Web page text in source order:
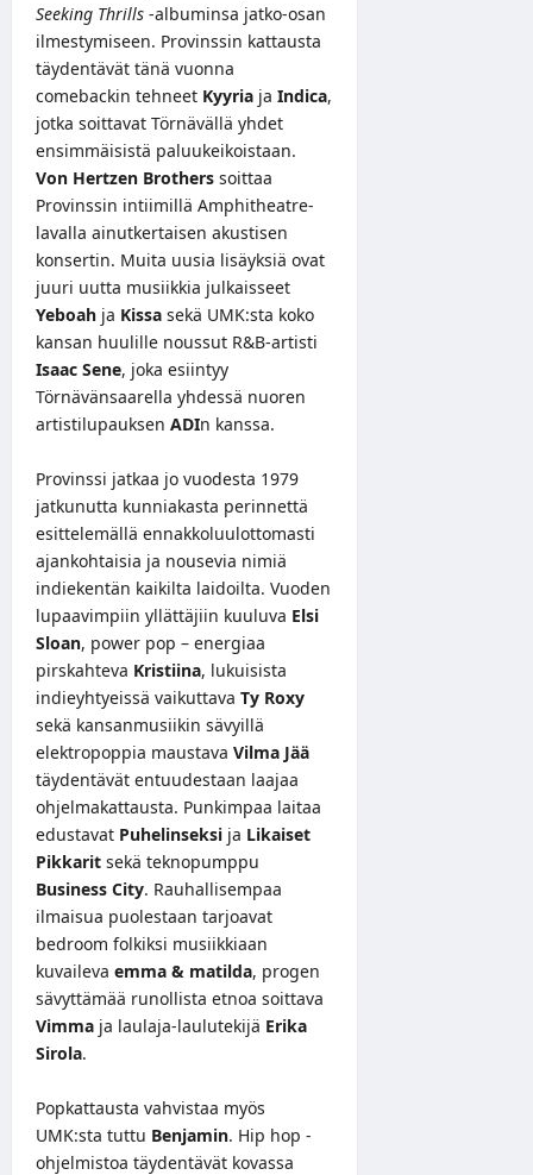
Seeking Thrills -albuminsa jatko-osan
ilmestymiseen. Provinssin kattausta
täydentävät tänä vuonna
comebackin tehneet Kyyria ja Indica,
jotka soittavat Törnävällä yhdet
ensimmäisistä paluukeikoistaan.
Von Hertzen Brothers soittaa
Provinssin intiimillä Amphitheatre-
lavalla ainutkertaisen akustisen
konsertin. Muita uusia lisäyksiä ovat
juuri uutta musiikkia julkaisseet
Yeboah ja Kissa sekä UMK:sta koko
kansan huulille noussut R&B-artisti
Isaac Sene, joka esiintyy
Törnävänsaarella yhdessä nuoren
artistilupauksen ADIn kanssa.
Provinssi jatkaa jo vuodesta 1979
jatkunutta kunniakasta perinnettä
esittelemällä ennakkoluulottomasti
ajankohtaisia ja nousevia nimiä
indiekentän kaikilta laidoilta. Vuoden
lupaavimpiin yllättäjiin kuuluva Elsi
Sloan, power pop – energiaa
pirskahteva Kristiina, lukuisista
indieyhtyeissä vaikuttava Ty Roxy
sekä kansanmusiikin sävyillä
elektropoppia maustava Vilma Jää
täydentävät entuudestaan laajaa
ohjelmakattausta. Punkimpaa laitaa
edustavat Puhelinseksi ja Likaiset
Pikkarit sekä teknopumppu
Business City. Rauhallisempaa
ilmaisua puolestaan tarjoavat
bedroom folkiksi musiikkiaan
kuvaileva emma & matilda, progen
sävyttämää runollista etnoa soittava
Vimma ja laulaja-laulutekijä Erika
Sirola.
Popkattausta vahvistaa myös
UMK:sta tuttu Benjamin. Hip hop -
ohjelmistoa täydentävät kovassa